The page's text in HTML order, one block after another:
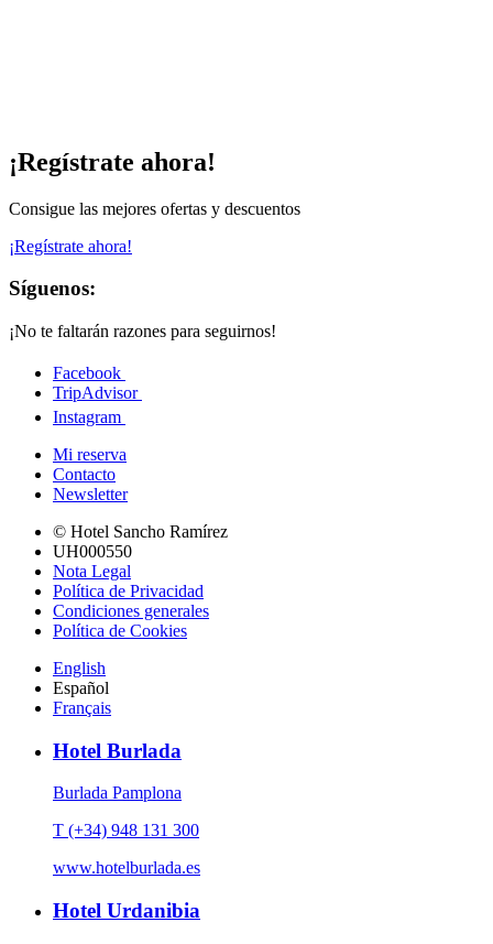
¡Regístrate ahora!
Consigue las mejores ofertas y descuentos
¡Regístrate ahora!
Síguenos:
¡No te faltarán razones para seguirnos!
Facebook
TripAdvisor
Instagram
Mi reserva
Contacto
Newsletter
© Hotel Sancho Ramírez
UH000550
Nota Legal
Política de Privacidad
Condiciones generales
Política de Cookies
English
Español
Français
Hotel Burlada
Burlada Pamplona
T (+34) 948 131 300
www.hotelburlada.es
Hotel Urdanibia